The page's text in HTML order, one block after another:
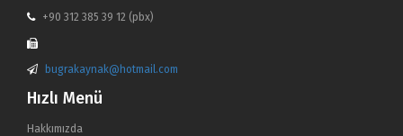
+90 312 385 39 12 (pbx)
bugrakaynak@hotmail.com
Hızlı Menü
Hakkımızda